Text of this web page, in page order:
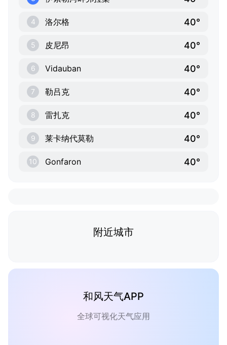
4 洛尔格 40°
5 皮尼昂 40°
6 Vidauban 40°
7 勒吕克 40°
8 雷扎克 40°
9 莱卡纳代莫勒 40°
10 Gonfaron 40°
附近城市
和风天气APP
全球可视化天气应用